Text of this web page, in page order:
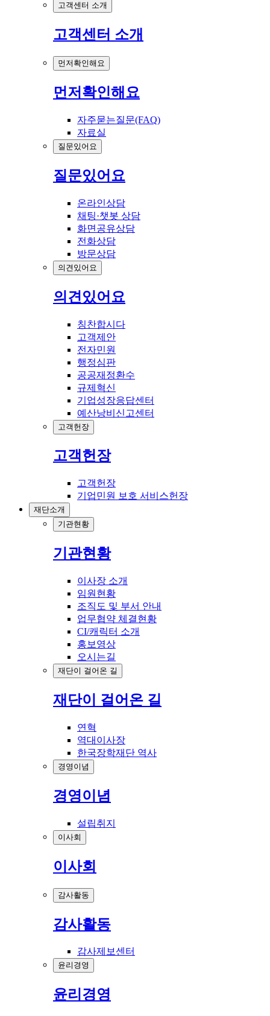
고객센터 소개
고객센터 소개
먼저확인해요
먼저확인해요
자주묻는질문(FAQ)
자료실
질문있어요
질문있어요
온라인상담
채팅·챗봇 상담
화면공유상담
전화상담
방문상담
의견있어요
의견있어요
칭찬합시다
고객제안
전자민원
행정심판
공공재정환수
규제혁신
기업성장응답센터
예산낭비신고센터
고객헌장
고객헌장
고객헌장
기업민원 보호 서비스헌장
재단소개
기관현황
기관현황
이사장 소개
임원현황
조직도 및 부서 안내
업무협약 체결현황
CI/캐릭터 소개
홍보영상
오시는길
재단이 걸어온 길
재단이 걸어온 길
연혁
역대이사장
한국장학재단 역사
경영이념
경영이념
설립취지
이사회
이사회
감사활동
감사활동
감사제보센터
윤리경영
윤리경영